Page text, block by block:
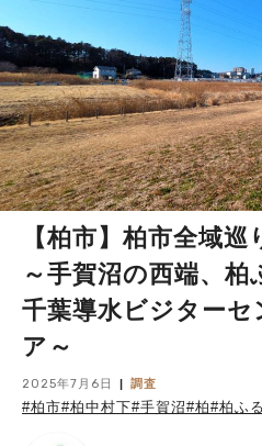
【柏市】柏市全域
～手賀沼の西端、
千葉導水ビジターセ
ア～
2025年7月6日 調査
#柏市#柏中村下#手賀沼#柏#柏ふ